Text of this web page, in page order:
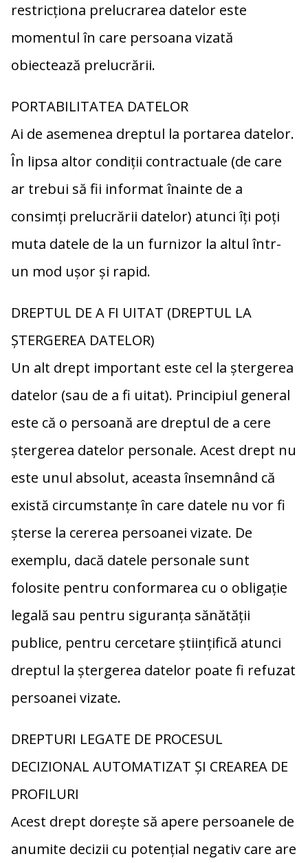
restricționa prelucrarea datelor este
momentul în care persoana vizată
obiectează prelucrării.
PORTABILITATEA DATELOR
Ai de asemenea dreptul la portarea datelor.
În lipsa altor condiții contractuale (de care
ar trebui să fii informat înainte de a
consimți prelucrării datelor) atunci îți poți
muta datele de la un furnizor la altul într-
un mod ușor și rapid.
DREPTUL DE A FI UITAT (DREPTUL LA
ȘTERGEREA DATELOR)
Un alt drept important este cel la ștergerea
datelor (sau de a fi uitat). Principiul general
este că o persoană are dreptul de a cere
ștergerea datelor personale. Acest drept nu
este unul absolut, aceasta însemnând că
există circumstanțe în care datele nu vor fi
șterse la cererea persoanei vizate. De
exemplu, dacă datele personale sunt
folosite pentru conformarea cu o obligație
legală sau pentru siguranța sănătății
publice, pentru cercetare științifică atunci
dreptul la ștergerea datelor poate fi refuzat
persoanei vizate.
DREPTURI LEGATE DE PROCESUL
DECIZIONAL AUTOMATIZAT ȘI CREAREA DE
PROFILURI
Acest drept dorește să apere persoanele de
anumite decizii cu potențial negativ care are